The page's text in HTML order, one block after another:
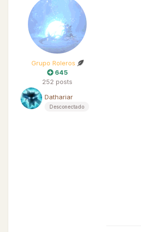
Grupo Roleros
645
252 posts
Dathariar
Desconectado